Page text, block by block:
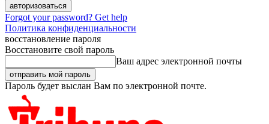
Forgot your password? Get help
Политика конфиденциальности
восстановление пароля
Восстановите свой пароль
Ваш адрес электронной почты
Пароль будет выслан Вам по электронной почте.